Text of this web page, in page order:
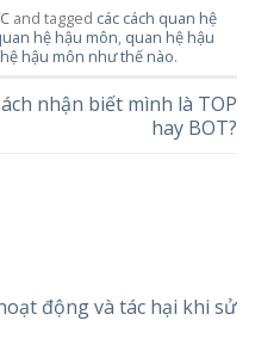
and tagged các cách quan hệ
hệ hậu môn, quan hệ hậu
hậu môn như thế nào.
nhận biết mình là TOP
hay BOT?
động và tác hại khi sử